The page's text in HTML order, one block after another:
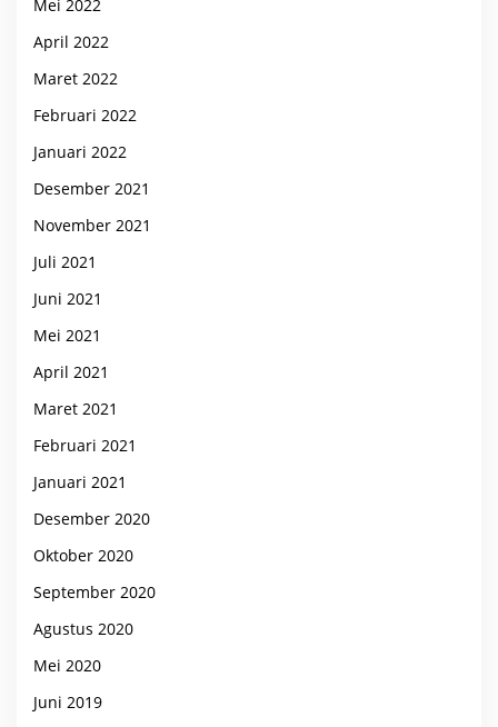
Mei 2022
April 2022
Maret 2022
Februari 2022
Januari 2022
Desember 2021
November 2021
Juli 2021
Juni 2021
Mei 2021
April 2021
Maret 2021
Februari 2021
Januari 2021
Desember 2020
Oktober 2020
September 2020
Agustus 2020
Mei 2020
Juni 2019